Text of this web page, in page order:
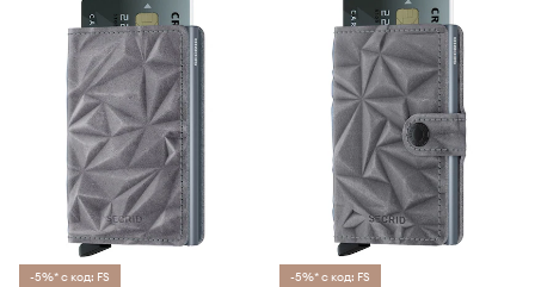
-5%* с код: FS -5%* с код: FS